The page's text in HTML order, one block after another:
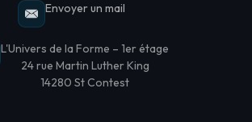
Envoyer un mail
L'Univers de la Forme – 1er étage
24 rue Martin Luther King
14280 St Contest